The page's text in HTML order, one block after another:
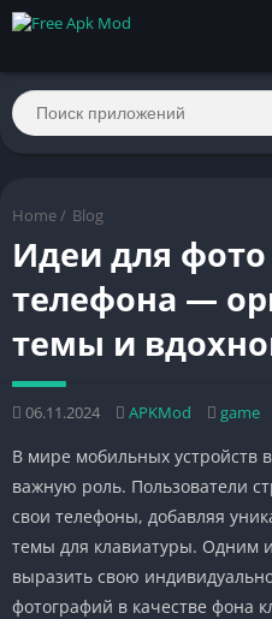
Home / Blog
Идеи для фото
телефона —
темы и
06.11.2024 APKMod game
В мире мобильных устройств
важную роль. Пользователи
свои телефоны, добавляя
темы для клавиатуры. Одним
выразить свою
фотографий в качестве фона